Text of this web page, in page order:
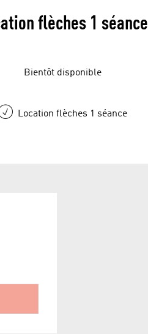
flèches 1 séance
Bientôt disponible
Location flèches 1 séance